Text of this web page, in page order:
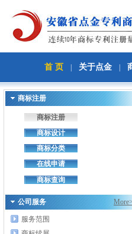
首 页 关于点金
商标注册
商标注册
商标设计
商标分类
在线申请
商标查询
公司服务
服务范围